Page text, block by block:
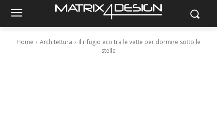
Home Architettura
Il rifugio eco tra le vette per dormire sotto le
stelle